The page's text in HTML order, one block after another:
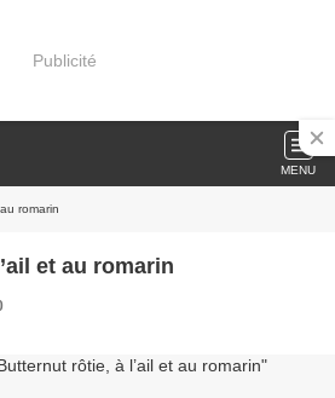
Publicité
MENU
romarin
et au romarin